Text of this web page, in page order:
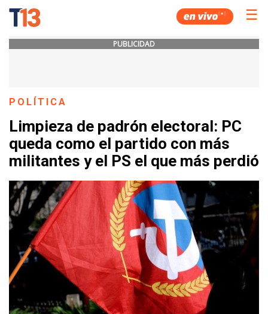
☰
PUBLICIDAD
POLÍTICA
Limpieza de padrón electoral: PC
queda como el partido con más
militantes y el PS el que más perdió